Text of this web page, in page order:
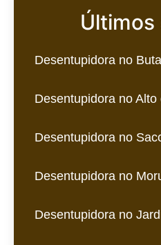
Desentupidora no
Desentupidora no
Desentupidora no
Desentupidora no
Desentupidora no